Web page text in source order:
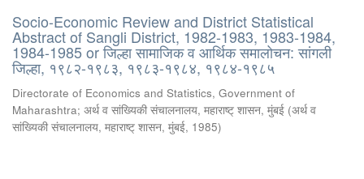
Socio-Economic Review and District Statistical
Abstract of Sangli District, 1982-1983, 1983-1984,
1984-1985 or जिल्हा सामाजिक व आर्थिक समालोचन: सांगली
जिल्हा, १९८२-१९८३, १९८३-१९८४, १९८४-१९८५
Directorate of Economics and Statistics, Government of
Maharashtra; अर्थ व सांख्यिकी संचालनालय, महाराष्ट् शासन, मुंबई (अर्थ व
सांख्यिकी संचालनालय, महाराष्ट् शासन, मुंबई, 1985)